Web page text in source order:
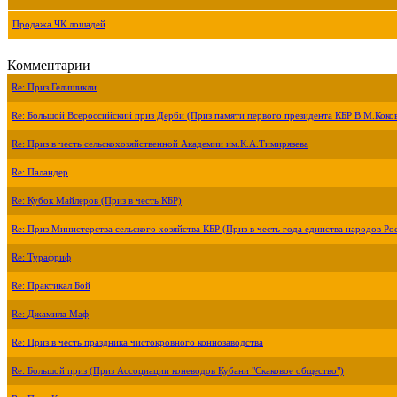
Продажа ЧК лошадей
Комментарии
Re: Приз Гелишикли
Re: Большой Всероссийский приз Дерби (Приз памяти первого президента КБР
Re: Приз в честь сельскохозяйственной Академии им.К.А.Тимирязева
Re: Паландер
Re: Кубок Майлеров (Приз в честь КБР)
Re: Приз Министерства сельского хозяйства КБР (Приз в честь года единства народов
Re: Турафриф
Re: Практикал Бой
Re: Джамила Маф
Re: Приз в честь праздника чистокровного коннозаводства
Re: Большой приз (Приз Ассоциации коневодов Кубани "Скаковое общество")